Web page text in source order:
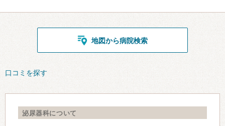
地図から病院検索
口コミを探す
泌尿器科について